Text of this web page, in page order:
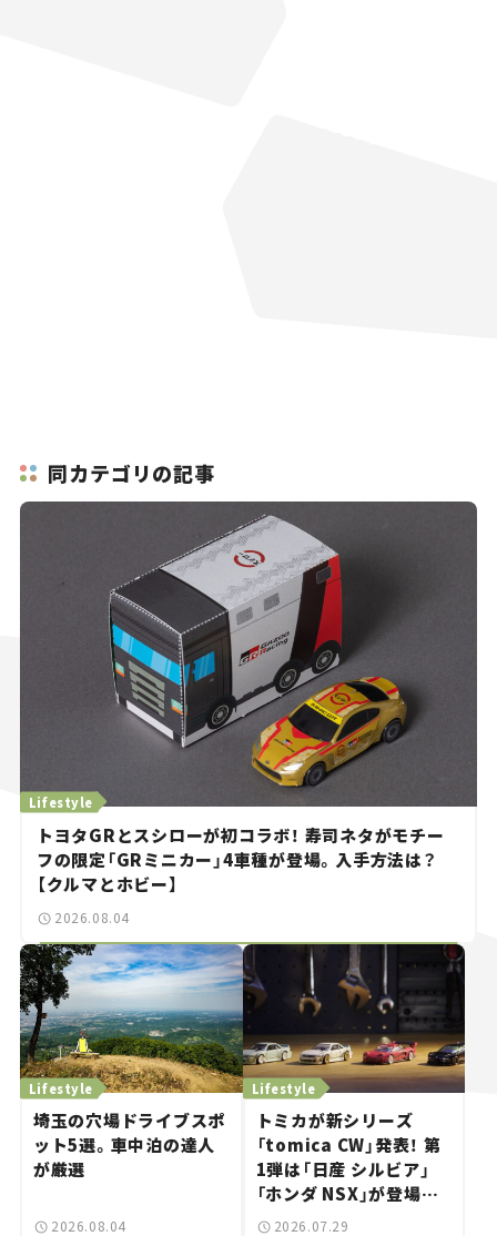
同カテゴリの記事
トヨタGRとスシローが初コラボ！ 寿司ネタがモチー
フの限定「GRミニカー」4車種が登場。入手方法は？
【クルマとホビー】
Lifestyle
2026.08.04
埼玉の穴場ドライブスポ
ット5選。車中泊の達人
が厳選
Lifestyle
2026.08.04
トミカが新シリーズ
「tomica CW」発表！ 第
1弾は「日産 シルビア」
「ホンダ NSX」が登場。
世界が注目す
Lifestyle
2026.07.29